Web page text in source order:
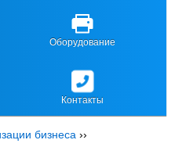
Оборудование
Контакты
бизнеса ››